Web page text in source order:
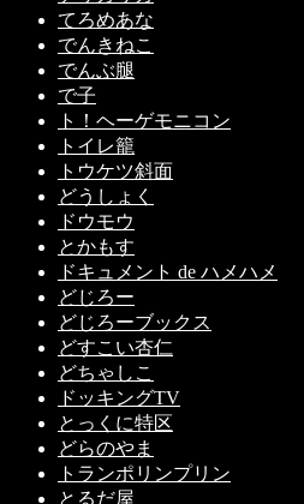
てろめあな
でんきねこ
でんぶ腿
で子
ト！ヘーゲモニコン
トイレ籠
トウケツ斜面
どうしょく
ドウモウ
とかもす
ドキュメント de ハメハメ
どじろー
どじろーブックス
どすこい杏仁
どちゃしこ
ドッキングTV
とっくに特区
どらのやま
トランポリンプリン
とるだ屋